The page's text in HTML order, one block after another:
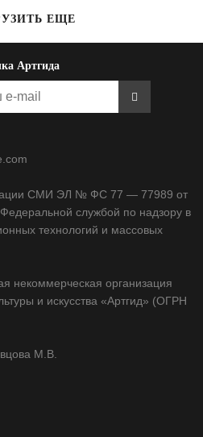
ЕЩЕ
Артгида
СМИ ЭЛ № ФС 77 — 77989 от
службой по надзору в
технологий и массовых
некоммерческая организация
и искусства «Артгид» (ОГРН
М.В.